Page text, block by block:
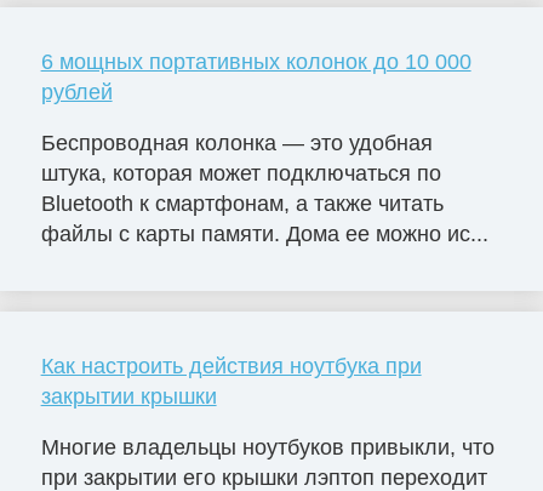
6 мощных портативных колонок до 10 000
рублей
Беспроводная колонка — это удобная
штука, которая может подключаться по
Bluetooth к смартфонам, а также читать
файлы с карты памяти. Дома ее можно ис...
Как настроить действия ноутбука при
закрытии крышки
Многие владельцы ноутбуков привыкли, что
при закрытии его крышки лэптоп переходит